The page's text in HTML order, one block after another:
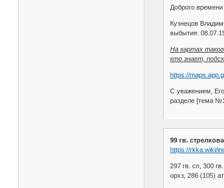
Доброго
Кузнецов
выбытия:
На картах
кто знает,
https://
С уважением,
разделе [тема
99 гв.
https://rkka.wiki/
297 гв. сп, 300
орхз, 286 (105)